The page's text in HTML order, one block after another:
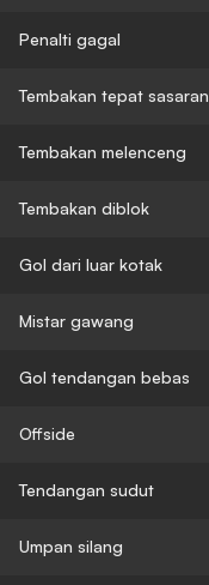
Penalti gagal
Tembakan tepat sasaran
Tembakan melenceng
Tembakan diblok
Gol dari luar kotak
Mistar gawang
Gol tendangan bebas
Offside
Tendangan sudut
Umpan silang